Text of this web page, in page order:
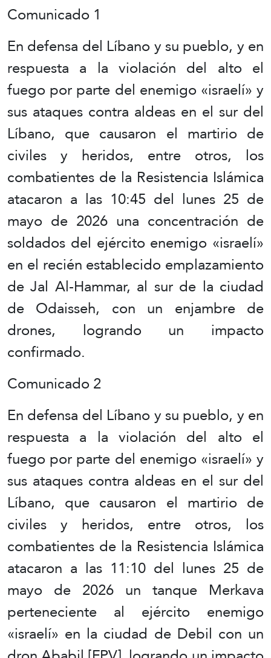
Comunicado 1
En defensa del Líbano y su pueblo, y en
respuesta a la violación del alto el
fuego por parte del enemigo «israelí» y
sus ataques contra aldeas en el sur del
Líbano, que causaron el martirio de
civiles y heridos, entre otros, los
combatientes de la Resistencia Islámica
atacaron a las 10:45 del lunes 25 de
mayo de 2026 una concentración de
soldados del ejército enemigo «israelí»
en el recién establecido emplazamiento
de Jal Al-Hammar, al sur de la ciudad
de Odaisseh, con un enjambre de
drones, logrando un impacto
confirmado.
Comunicado 2
En defensa del Líbano y su pueblo, y en
respuesta a la violación del alto el
fuego por parte del enemigo «israelí» y
sus ataques contra aldeas en el sur del
Líbano, que causaron el martirio de
civiles y heridos, entre otros, los
combatientes de la Resistencia Islámica
atacaron a las 11:10 del lunes 25 de
mayo de 2026 un tanque Merkava
perteneciente al ejército enemigo
«israelí» en la ciudad de Debil con un